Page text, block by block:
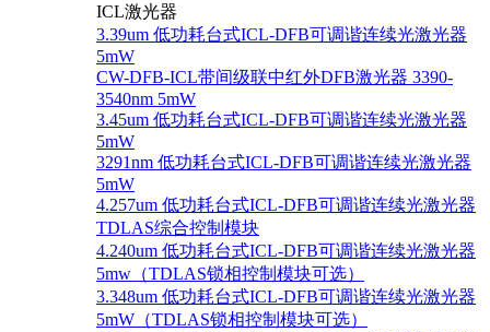
ICL激光器
3.39um 低功耗台式ICL-DFB可调谐连续光激光器
5mW
CW-DFB-ICL带间级联中红外DFB激光器 3390-
3540nm 5mW
3.45um 低功耗台式ICL-DFB可调谐连续光激光器
5mW
3291nm 低功耗台式ICL-DFB可调谐连续光激光器
5mW
4.257um 低功耗台式ICL-DFB可调谐连续光激光器
TDLAS综合控制模块
4.240um 低功耗台式ICL-DFB可调谐连续光激光器
5mw（TDLAS锁相控制模块可选）
3.348um 低功耗台式ICL-DFB可调谐连续光激光器
5mW（TDLAS锁相控制模块可选）